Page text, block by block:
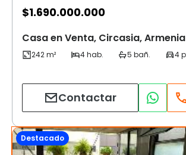
$1.690.000.000
Casa en Venta, Circasia, Armenia
Contactar
Destacado